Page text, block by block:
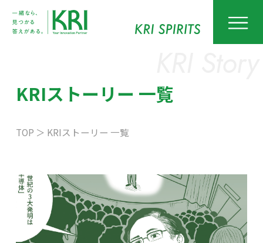
KRIストーリー 一覧
TOP ＞ KRIストーリー 一覧